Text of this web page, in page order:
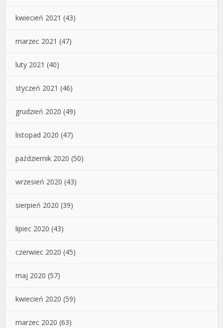
kwiecień 2021 (43)
marzec 2021 (47)
luty 2021 (40)
styczeń 2021 (46)
grudzień 2020 (49)
listopad 2020 (47)
październik 2020 (50)
wrzesień 2020 (43)
sierpień 2020 (39)
lipiec 2020 (43)
czerwiec 2020 (45)
maj 2020 (57)
kwiecień 2020 (59)
marzec 2020 (63)